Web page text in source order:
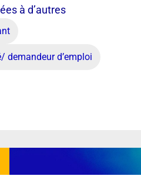
à d’autres
demandeur d’emploi